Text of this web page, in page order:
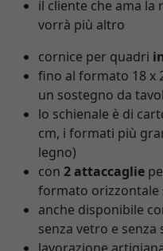
il cliente che ama la
vorrà più altro
cornice per quadri
fino al formato 18 x
un sostegno da
lo schienale è di
cm, i formati più
legno)
con 2 attaccaglie
formato orizzontale
anche disponibile
senza vetro e senza